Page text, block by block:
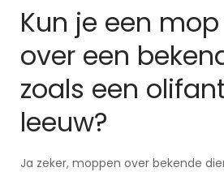
Kun je een
over een
zoals een
leeuw?
Ja zeker, moppen over bekende